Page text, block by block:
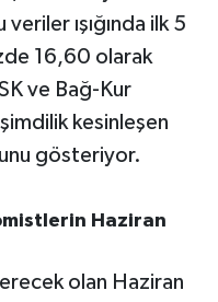
ışığında ilk 5
16,60 olarak
ve Bağ-Kur
kesinleşen
gösteriyor.
Haziran
olan Haziran